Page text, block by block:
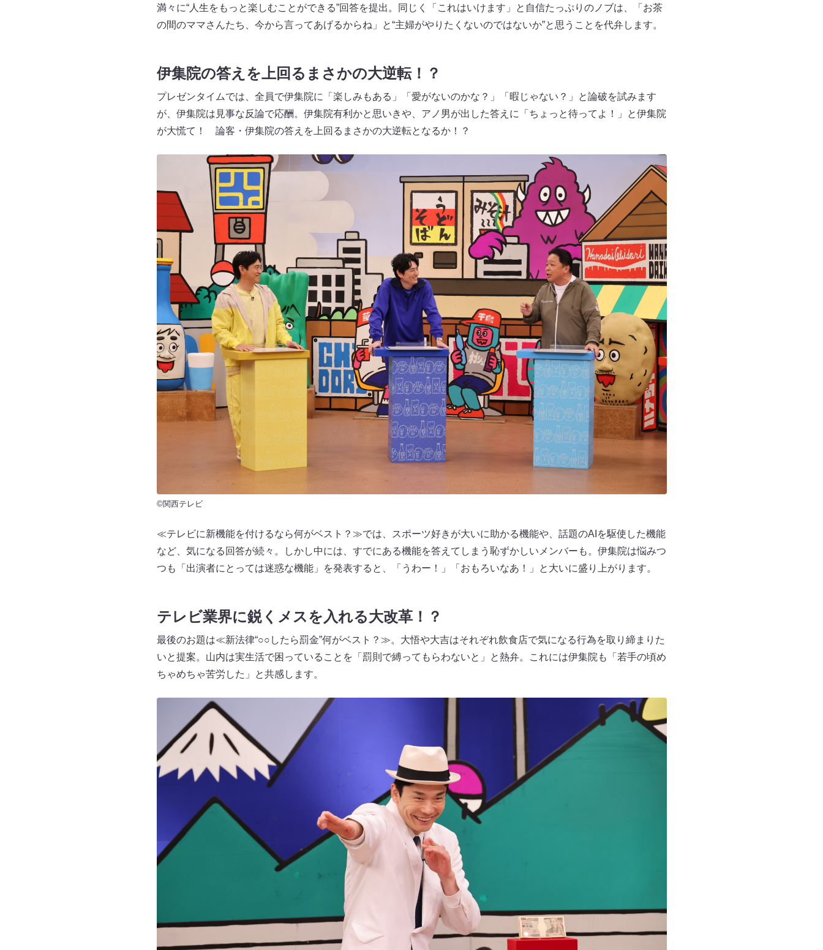
満々に“人生をもっと楽しむことができる”回答を提出。同じく「これはいけます」と自信たっぷりのノブは、「お茶
の間のママさんたち、今から言ってあげるからね」と“主婦がやりたくないのではないか”と思うことを代弁します。
伊集院の答えを上回るまさかの大逆転！？
プレゼンタイムでは、全員で伊集院に「楽しみもある」「愛がないのかな？」「暇じゃない？」と論破を試みます
が、伊集院は見事な反論で応酬。伊集院有利かと思いきや、アノ男が出した答えに「ちょっと待ってよ！」と伊集院
が大慌て！ 論客・伊集院の答えを上回るまさかの大逆転となるか！？
©関西テレビ
≪テレビに新機能を付けるなら何がベスト？≫では、スポーツ好きが大いに助かる機能や、話題のAIを駆使した機能
など、気になる回答が続々。しかし中には、すでにある機能を答えてしまう恥ずかしいメンバーも。伊集院は悩みつ
つも「出演者にとっては迷惑な機能」を発表すると、「うわー！」「おもろいなあ！」と大いに盛り上がります。
テレビ業界に鋭くメスを入れる大改革！？
最後のお題は≪新法律“○○したら罰金”何がベスト？≫。大悟や大吉はそれぞれ飲食店で気になる行為を取り締まりた
いと提案。山内は実生活で困っていることを「罰則で縛ってもらわないと」と熱弁。これには伊集院も「若手の頃め
ちゃめちゃ苦労した」と共感します。